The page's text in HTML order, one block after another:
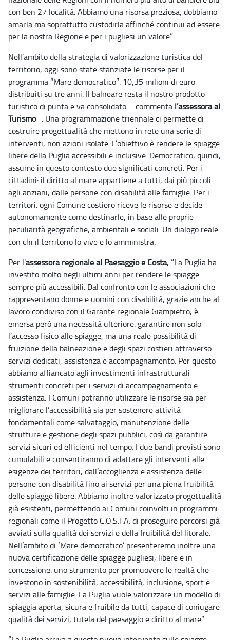
con ben 27 località. Abbiamo una risorsa preziosa, dobbiamo
amarla ma soprattutto custodirla affinché continui ad essere
per la nostra Regione e per i pugliesi un valore”.
Nell’ambito della strategia di valorizzazione turistica del
territorio, oggi sono state stanziate le risorse per il
programma “Mare democratico”: 10,35 milioni di euro
distribuiti su tre anni. Il balneare resta il nostro prodotto
turistico di punta e va consolidato – commenta l’assessora al
Turismo-. Una programmazione triennale ci permette di
costruire progettualità che mettono in rete una serie di
interventi, non azioni isolate. L’obiettivo è rendere le spiagge
libere della Puglia accessibili e inclusive. Democratico, quindi,
assume in questo contesto due significati concreti. Per i
cittadini: il diritto al mare appartiene a tutti, dai più piccoli
agli anziani, dalle persone con disabilità alle famiglie. Per i
territori: ogni Comune costiero riceve le risorse e decide
autonomamente come destinarle, in base alle proprie
peculiarità geografiche, ambientali e sociali. Un dialogo reale
con chi il territorio lo vive e lo amministra.
Per l’assessora regionale al Paesaggio e Costa, “La Puglia ha
investito molto negli ultimi anni per rendere le spiagge
sempre più accessibili. Dal confronto con le associazioni che
rappresentano donne e uomini con disabilità, grazie anche al
lavoro condiviso con il Garante regionale Giampietro, è
emersa però una necessità ulteriore: garantire non solo
l’accesso fisico alle spiagge, ma una reale possibilità di
fruizione della balneazione e degli spazi costieri attraverso
servizi dedicati, assistenza e accompagnamento. Per questo
abbiamo affiancato agli investimenti infrastrutturali
strumenti concreti per i servizi di accompagnamento e
assistenza. I Comuni potranno utilizzare le risorse sia per
migliorare l’accessibilità sia per sostenere attività
fondamentali come salvataggio, manutenzione delle
strutture e gestione degli spazi pubblici, così da garantire
servizi sicuri ed efficienti nel tempo. I due bandi previsti sono
cumulabili e consentiranno di adattare gli interventi alle
esigenze dei territori, dall’accoglienza e assistenza delle
persone con disabilità fino ai servizi per una piena fruibilità
delle spiagge libere. Abbiamo inoltre valorizzato progettualità
già esistenti, permettendo ai Comuni coinvolti in programmi
regionali come il Progetto C.O.S.T.A. di proseguire percorsi già
avviati sulla qualità dei servizi e della fruibilità del litorale.
Nell’ambito di ‘Mare democratico’ presenteremo inoltre una
nuova certificazione delle spiagge pugliesi, libere e in
concessione: uno strumento per promuovere le realtà che
investono in sostenibilità, accessibilità, inclusione, sport e
servizi alle famiglie. La Puglia vuole valorizzare un modello di
spiaggia aperta, sicura e fruibile da tutti, capace di coniugare
qualità dei servizi, tutela del paesaggio e diritto al mare”.